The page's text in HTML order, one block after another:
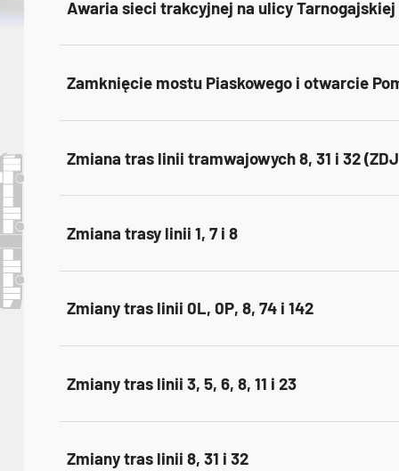
Awaria sieci trakcyjnej na ulicy Tarnogajskiej
Zamknięcie mostu Piaskowego i otwarcie
Zmiana tras linii tramwajowych 8, 31 i 32
Zmiana trasy linii 1, 7 i 8
Zmiany tras linii 0L, 0P, 8, 74 i 142
Zmiany tras linii 3, 5, 6, 8, 11 i 23
Zmiany tras linii 8, 31 i 32